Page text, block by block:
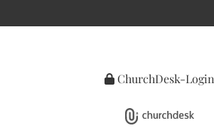
ChurchDesk-Login